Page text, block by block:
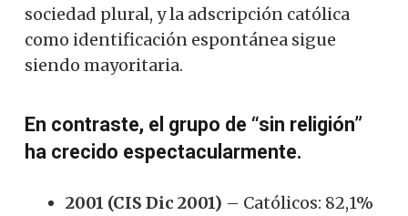
sociedad plural, y la adscripción católica
como identificación espontánea sigue
siendo mayoritaria.
En contraste, el grupo de “sin religión”
ha crecido espectacularmente.
2001 (CIS Dic 2001) – Católicos: 82,1%